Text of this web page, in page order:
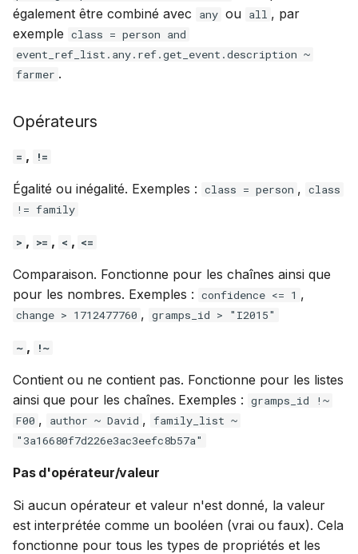
également être combiné avec
any ou all , par
exemple class = person and
event_ref_list.any.ref.get_event.description ~
farmer .
Opérateurs
= , !=
Égalité ou inégalité. Exemples : class = person , class
!= family
> , >= , < , <=
Comparaison. Fonctionne pour les chaînes ainsi que
pour les nombres. Exemples : confidence <= 1 ,
change > 1712477760 , gramps_id > "I2015"
~ , !~
Contient ou ne contient pas. Fonctionne pour les listes
ainsi que pour les chaînes. Exemples : gramps_id !~
F00 , author ~ David , family_list ~
"3a16680f7d226e3ac3eefc8b57a"
Pas d'opérateur/valeur
Si aucun opérateur et valeur n'est donné, la valeur
est interprétée comme un booléen (vrai ou faux). Cela
fonctionne pour tous les types de propriétés et les